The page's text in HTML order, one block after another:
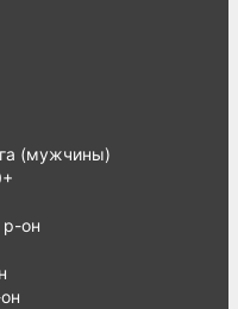
(мужчины)
он